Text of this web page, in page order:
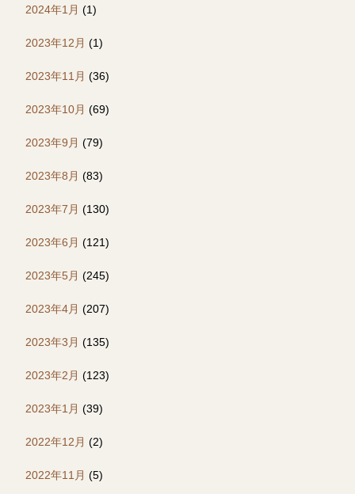
2024年1月 (1)
2023年12月 (1)
2023年11月 (36)
2023年10月 (69)
2023年9月 (79)
2023年8月 (83)
2023年7月 (130)
2023年6月 (121)
2023年5月 (245)
2023年4月 (207)
2023年3月 (135)
2023年2月 (123)
2023年1月 (39)
2022年12月 (2)
2022年11月 (5)